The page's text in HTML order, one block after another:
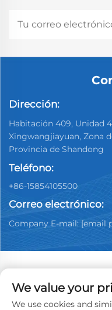
Dirección:
Habitación 409, Unidad
Xingwangjiayuan, Zona
Provincia de Shandong
Teléfono:
+86-15854105500
Correo electrónico:
Company E-mail: [email
Copyright © 2025
We value your
We use cookies and